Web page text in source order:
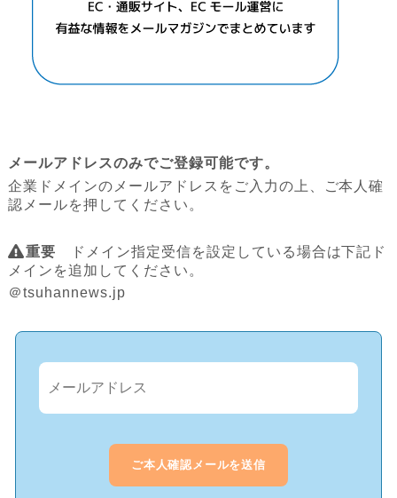
メールアドレスのみでご登録可能です。
企業ドメインのメールアドレスをご入力の上、ご本人確
認メールを押してください。
重要 ドメイン指定受信を設定している場合は下記ド
メインを追加してください。
＠tsuhannews.jp